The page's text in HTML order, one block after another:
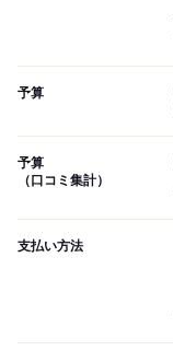
予算
予算
（口コミ集計）
支払い方法